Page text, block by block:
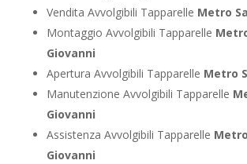
Vendita Avvolgibili Tapparelle Metro
Montaggio Avvolgibili Tapparelle
Giovanni
Apertura Avvolgibili Tapparelle Metro
Manutenzione Avvolgibili Tapparelle
Giovanni
Assistenza Avvolgibili Tapparelle
Giovanni